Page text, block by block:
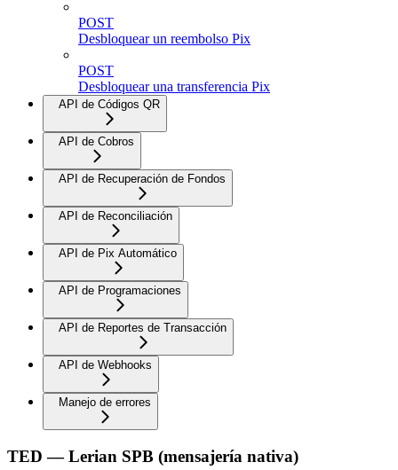
POST
Desbloquear un reembolso Pix
POST
Desbloquear una transferencia Pix
API de Códigos QR
API de Cobros
API de Recuperación de Fondos
API de Reconciliación
API de Pix Automático
API de Programaciones
API de Reportes de Transacción
API de Webhooks
Manejo de errores
TED — Lerian SPB (mensajería nativa)